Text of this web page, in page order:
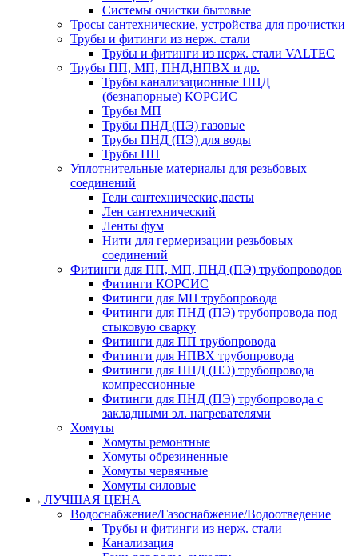
Системы очистки бытовые
Тросы сантехнические, устройства для прочистки
Трубы и фитинги из нерж. стали
Трубы и фитинги из нерж. стали VALTEC
Трубы ПП, МП, ПНД,НПВХ и др.
Трубы канализационные ПНД
(безнапорные) КОРСИС
Трубы МП
Трубы ПНД (ПЭ) газовые
Трубы ПНД (ПЭ) для воды
Трубы ПП
Уплотнительные материалы для резьбовых
соединений
Гели сантехнические,пасты
Лен сантехнический
Ленты фум
Нити для гермеризации резьбовых
соединений
Фитинги для ПП, МП, ПНД (ПЭ) трубопроводов
Фитинги КОРСИС
Фитинги для МП трубопровода
Фитинги для ПНД (ПЭ) трубопровода под
стыковую сварку
Фитинги для ПП трубопровода
Фитинги для НПВХ трубопровода
Фитинги для ПНД (ПЭ) трубопровода
компрессионные
Фитинги для ПНД (ПЭ) трубопровода с
закладными эл. нагревателями
Хомуты
Хомуты ремонтные
Хомуты обрезиненные
Хомуты червячные
Хомуты силовые
ЛУЧШАЯ ЦЕНА
Водоснабжение/Газоснабжение/Водоотведение
Трубы и фитинги из нерж. стали
Канализация